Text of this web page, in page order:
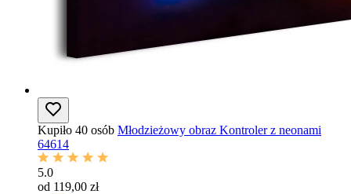
Kupiło 40 osób Młodzieżowy obraz Kontroler z neonami
64614
5.0
od 119,00 zł